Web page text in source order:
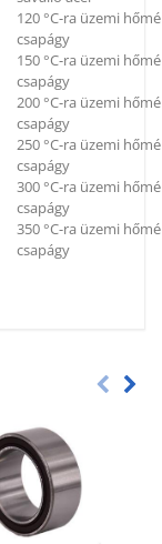
120 °C-ra üzemi
csapágy
150 °C-ra üzemi
csapágy
200 °C-ra üzemi
csapágy
250 °C-ra üzemi
csapágy
300 °C-ra üzemi
csapágy
350 °C-ra üzemi
csapágy